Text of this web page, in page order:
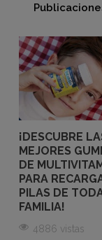
¡DESCUBRE
MEJORES
DE
PARA
PILAS DE
FAMILIA!
4886 vistas